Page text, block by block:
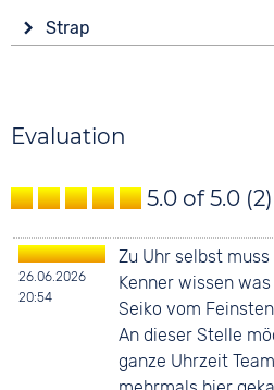
Colour
Silver
Functions
Date
Analogue
Digits
Strap
Material
Strap buckle
Evaluation
5.0 of 5.0 (2)
26.06.2026
20:54
Zu Uhr selbst
Kenner wissen
Seiko vom
An dieser Stelle
ganze Uhrzeit